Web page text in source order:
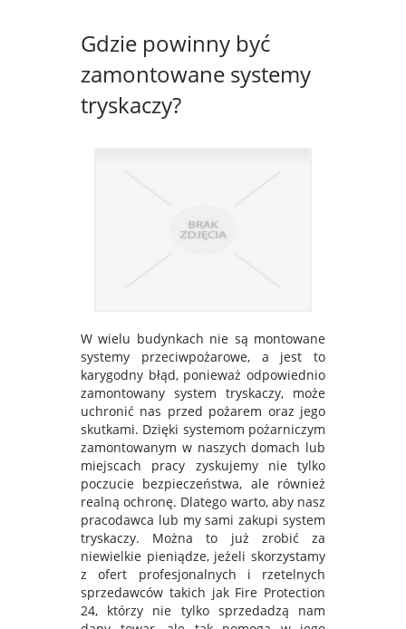
Gdzie powinny być
zamontowane systemy
tryskaczy?
W wielu budynkach nie są montowane
systemy przeciwpożarowe, a jest to
karygodny błąd, ponieważ odpowiednio
zamontowany system tryskaczy, może
uchronić nas przed pożarem oraz jego
skutkami. Dzięki systemom pożarniczym
zamontowanym w naszych domach lub
miejscach pracy zyskujemy nie tylko
poczucie bezpieczeństwa, ale również
realną ochronę. Dlatego warto, aby nasz
pracodawca lub my sami zakupi system
tryskaczy. Można to już zrobić za
niewielkie pieniądze, jeżeli skorzystamy
z ofert profesjonalnych i rzetelnych
sprzedawców takich jak Fire Protection
24, którzy nie tylko sprzedadzą nam